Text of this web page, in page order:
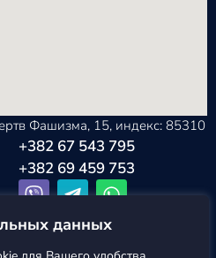
данных
Фашизма, 15, индекс: 85310
+382 67 543 795
+382 69 459 753